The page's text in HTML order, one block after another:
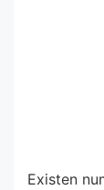
Existen